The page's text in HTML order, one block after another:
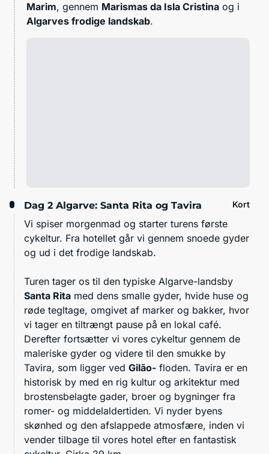
Marim, gennem Marismas da Isla Cristina og i
Algarves frodige landskab.
Dag 2 Algarve: Santa Rita og Tavira Kort
Vi spiser morgenmad og starter turens første
cykeltur. Fra hotellet går vi gennem snoede gyder
og ud i det frodige landskab.
Turen tager os til den typiske Algarve-landsby
Santa Rita med dens smalle gyder, hvide huse og
røde tegltage, omgivet af marker og bakker, hvor
vi tager en tiltrængt pause på en lokal café.
Derefter fortsætter vi vores cykeltur gennem de
maleriske gyder og videre til den smukke by
Tavira, som ligger ved Gilão- floden. Tavira er en
historisk by med en rig kultur og arkitektur med
brostensbelagte gader, broer og bygninger fra
romer- og middelaldertiden. Vi nyder byens
skønhed og den afslappede atmosfære, inden vi
vender tilbage til vores hotel efter en fantastisk